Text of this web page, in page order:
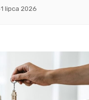
lipca 2026